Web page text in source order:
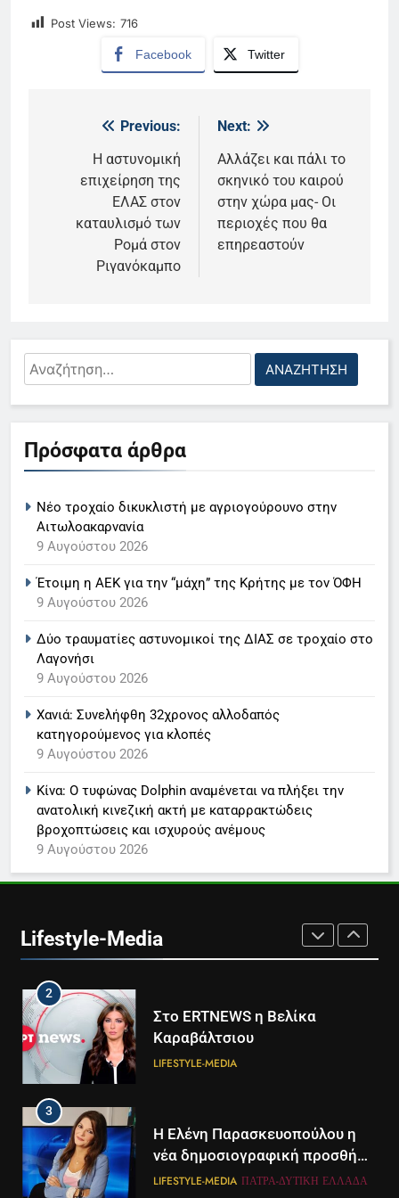
Post Views: 716
Facebook Twitter
Πλοήγηση
άρθρων
Previous:
Η αστυνομική
επιχείρηση της
ΕΛΑΣ στον
καταυλισμό των
Ρομά στον
Ριγανόκαμπο
Next:
Αλλάζει και πάλι το
σκηνικό του καιρού
στην χώρα μας- Οι
περιοχές που θα
επηρεαστούν
Αναζήτηση
για:
Πρόσφατα άρθρα
Νέο τροχαίο δικυκλιστή με αγριογούρουνο στην
Αιτωλοακαρνανία
9 Αυγούστου 2026
Έτοιμη η ΑΕΚ για την “μάχη” της Κρήτης με τον ΌΦΗ
9 Αυγούστου 2026
Δύο τραυματίες αστυνομικοί της ΔΙΑΣ σε τροχαίο στο
Λαγονήσι
9 Αυγούστου 2026
Χανιά: Συνελήφθη 32χρονος αλλοδαπός
κατηγορούμενος για κλοπές
9 Αυγούστου 2026
Κίνα: Ο τυφώνας Dolphin αναμένεται να πλήξει την
ανατολική κινεζική ακτή με καταρρακτώδεις
βροχοπτώσεις και ισχυρούς ανέμους
9 Αυγούστου 2026
Lifestyle-Media
5
«τιμόνι» του κεντρικού δελτίου
ειδήσεων της ΕΡΤ
LIFESTYLE-MEDIA
6
LIFESTYLE-MEDIA
7
LIFESTYLE-MEDIA
8
Καθημερινή και The New York
Times μαζί σε μια νέα
συνδρομητική πρόταση
LIFESTYLE-MEDIA
1
LIFESTYLE-MEDIA
2
Στο ERTNEWS η Βελίκα
Καραβάλτσιου
LIFESTYLE-MEDIA
3
Η Ελένη Παρασκευοπούλου η
νέα δημοσιογραφική προσθήκη
του ΣΚΑΪ στην Πάτρα
LIFESTYLE-MEDIA ΠΆΤΡΑ-ΔΥΤΙΚΉ ΕΛΛΆΔΑ